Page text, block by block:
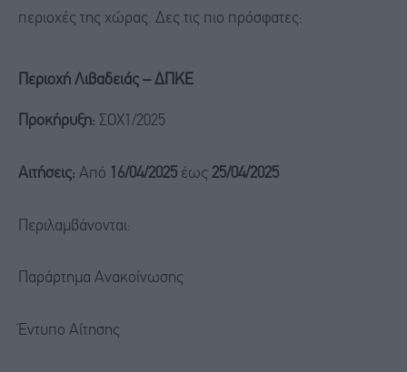
περιοχές της χώρας. Δες τις πιο πρόσφατες:
Περιοχή Λιβαδειάς – ΔΠΚΕ
Προκήρυξη: ΣΟΧ1/2025
Αιτήσεις: Από 16/04/2025 έως 25/04/2025
Περιλαμβάνονται:
Παράρτημα Ανακοίνωσης
Έντυπο Αίτησης